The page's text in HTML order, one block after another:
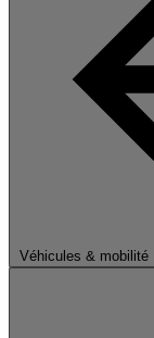
Véhicules & mobilité